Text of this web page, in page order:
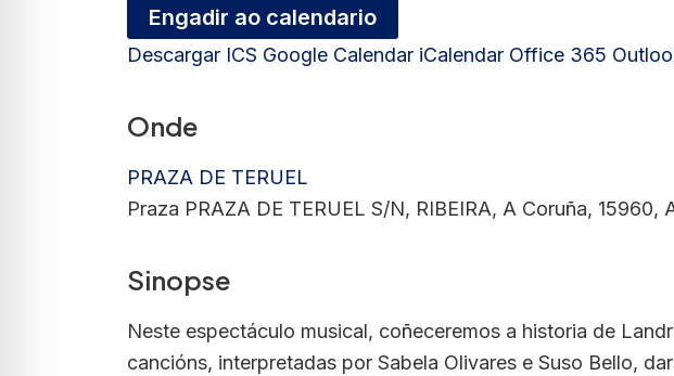
Engadir ao calendario
Descargar ICS Google Calendar iCalendar Office 365
Onde
PRAZA DE TERUEL
Praza PRAZA DE TERUEL S/N, RIBEIRA, A Coruña, 15960,
Sinopse
Neste espectáculo musical, coñeceremos a historia de
cancións, interpretadas por Sabela Olivares e Suso Bello,